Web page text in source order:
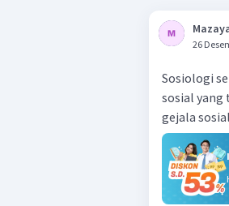
26
Sosiologi
sosial yang
gejala